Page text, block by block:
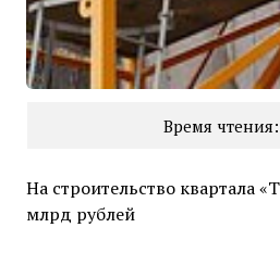
Время чтения:
На строительство квартала
млрд рублей